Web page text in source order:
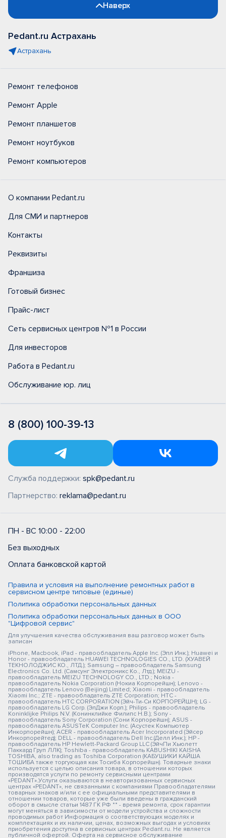
Наверх
Pedant.ru Астрахань
Астрахань
Ремонт телефонов
Ремонт Apple
Ремонт планшетов
Ремонт ноутбуков
Ремонт компьютеров
О компании Pedant.ru
Для СМИ и партнеров
Контакты
Реквизиты
Франшиза
Готовый бизнес
Прайс-лист
Сеть сервисных центров №1 в России
Для инвесторов
Работа в Pedant.ru
Обслуживание юр. лиц
8 (800) 100-39-13
Служба поддержки: spk@pedant.ru
Партнерство: reklama@pedant.ru
ПН - ВС 10:00 - 22:00
Без выходных
Оплата банковской картой
Правила и условия на выполнение ремонтных работ в
сервисном центре типовые (единые)
Политика обработки персональных данных
Политика обработки персональных данных в ООО
"Цифровой сервис"
Для улучшения качества обслуживания ваш разговор может быть
записан
iPhone, Macbook, iPad - правообладатель Apple Inc. (Эпл Инк.); Huawei и
Honor - правообладатель HUAWEI TECHNOLOGIES CO., LTD. (ХУАВЕЙ
ТЕКНОЛОДЖИС КО., ЛТД.); Samsung – правообладатель Samsung
Electronics Co. Ltd. (Самсунг Электроникс Ко., Лтд.); MEIZU -
правообладатель MEIZU TECHNOLOGY CO., LTD.; Nokia -
правообладатель Nokia Corporation (Нокиа Корпорейшн); Lenovo -
правообладатель Lenovo (Beijing) Limited; Xiaomi - правообладатель
Xiaomi Inc.; ZTE - правообладатель ZTE Corporation; HTC -
правообладатель HTC CORPORATION (Эйч-Ти-Си КОРПОРЕЙШН); LG -
правообладатель LG Corp. (ЭлДжи Корп.); Philips - правообладатель
Koninklijke Philips N.V. (Конинклийке Филипс Н.В.); Sony -
правообладатель Sony Corporation (Сони Корпорейшн); ASUS -
правообладатель ASUSTeK Computer Inc. (Асустек Компьютер
Инкорпорейшн); ACER - правообладатель Acer Incorporated (Эйсер
Инкорпорейтед); DELL - правообладатель Dell Inc.(Делл Инк.); HP -
правообладатель HP Hewlett-Packard Group LLC (ЭйчПи Хьюлетт
Паккард Груп ЛЛК); Toshiba - правообладатель KABUSHIKI KAISHA
TOSHIBA, also trading as Toshiba Corporation (КАБУШИКИ КАЙША
ТОШИБА также торгующая как Тосиба Корпорейшн). Товарные знаки
используется с целью описания товара, в отношении которых
производятся услуги по ремонту сервисными центрами
«PEDANT».Услуги оказываются в неавторизованных сервисных
центрах «PEDANT», не связанными с компаниями Правообладателями
товарных знаков и/или с ее официальными представителями в
отношении товаров, которые уже были введены в гражданский
оборот в смысле статьи 1487 ГК РФ ** - время ремонта, срок гарантии
могут меняться в зависимости от модели устройства и сложности
проводимых работ Информация о соответствующих моделях и
комплектациях и их наличии, ценах, возможных выгодах и условиях
приобретения доступна в сервисных центрах Pedant.ru. Не является
публичной офертой. Оферта на сервисное обслуживание